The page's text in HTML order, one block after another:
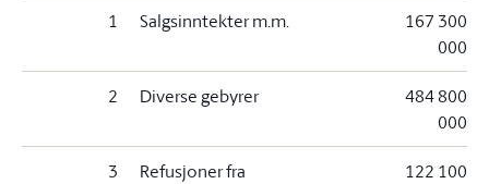
1 Salgsinntekter m.m.
167 300
000
2 Diverse gebyrer
484 800
000
3
Refusjoner fra
122 100